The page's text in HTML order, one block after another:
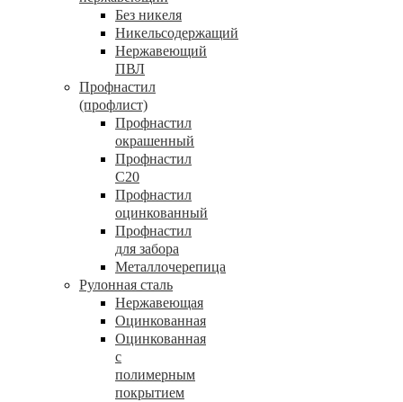
Без никеля
Никельсодержащий
Нержавеющий
ПВЛ
Профнастил
(профлист)
Профнастил
окрашенный
Профнастил
С20
Профнастил
оцинкованный
Профнастил
для забора
Металлочерепица
Рулонная сталь
Нержавеющая
Оцинкованная
Оцинкованная
с
полимерным
покрытием